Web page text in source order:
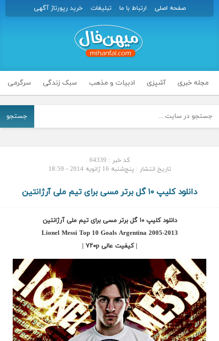
صفحه اصلی ارتباط با ما تبلیغات خرید رپورتاژ آگهی
مجله خبری آشپزی ادبیات و مذهب سبک زندگی سرگرمی
جستجو
کد خبر : 64339
تاریخ انتشار : پنج‌شنبه 16 ژانویه 2014 - 18:59
دانلود کلیپ ۱۰ گل برتر مسی برای تیم ملی آرژانتین
دانلود کلیپ ۱۰ گل برتر مسی برای تیم ملی آرژانتین
Lionel Messi Top 10 Goals Argentina 2005-2013
| کیفیت عالی ۷۲۰p |